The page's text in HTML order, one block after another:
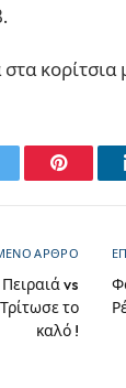
κορίτσια
Pinterest
ΆΡΘΡΟ
vs
το
καλό !